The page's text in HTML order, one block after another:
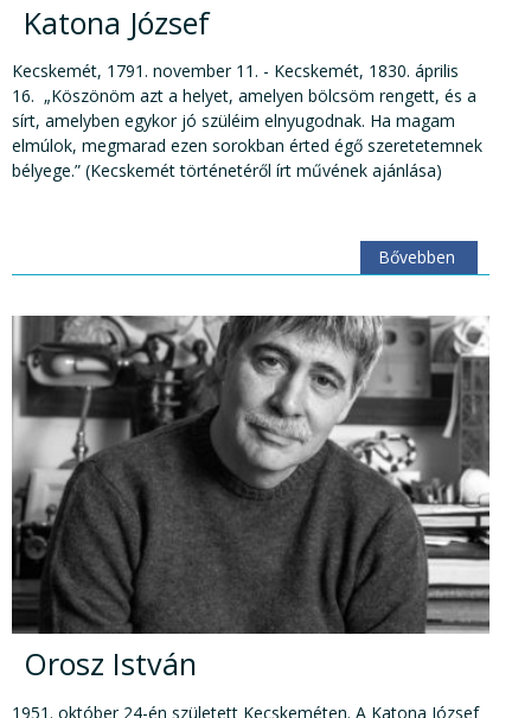
Katona József
Kecskemét, 1791. november 11. - Kecskemét, 1830. április
16. „Köszönöm azt a helyet, amelyen bölcsöm rengett, és a
sírt, amelyben egykor jó szüléim elnyugodnak. Ha magam
elmúlok, megmarad ezen sorokban érted égő szeretetemnek
bélyege.” (Kecskemét történetéről írt művének ajánlása)
Bővebben
Orosz István
1951. október 24-én született Kecskeméten. A Katona József